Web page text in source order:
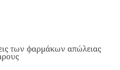
των φαρμάκων απώλειας